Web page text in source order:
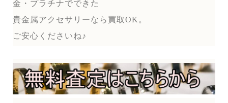
金・プラチナでできた
貴金属アクセサリーなら買取OK。
ご安心くださいね♪